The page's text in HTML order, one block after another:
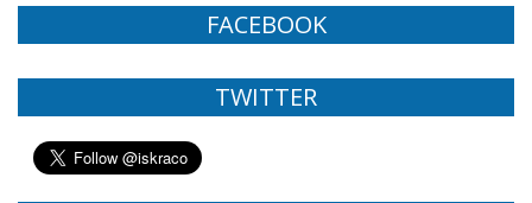
FACEBOOK
TWITTER